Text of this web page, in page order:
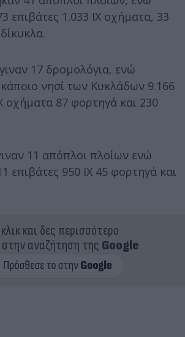
επιβάτες 1.033 ΙΧ οχήματα, 33
17 δρομολόγια, ενώ
νησί των Κυκλάδων 9.166
οχήματα 87 φορτηγά και 230
11 απόπλοι πλοίων ενώ
επιβάτες 950 ΙΧ 45 φορτηγά και
και δες περισσότερο
στην αναζήτηση της Google